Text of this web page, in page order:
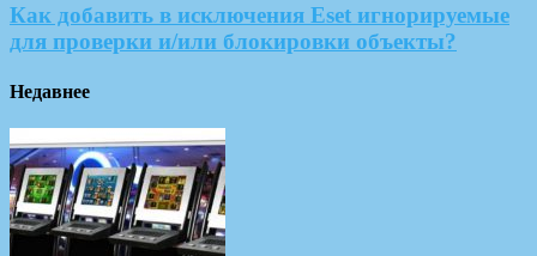
Как добавить в исключения Eset игнорируемые
для проверки и/или блокировки объекты?
Недавнее